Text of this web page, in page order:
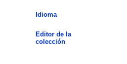
Idioma
Editor de la
colección